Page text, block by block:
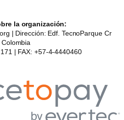
la organización:
| Dirección: Edf. TecnoParque Cr
| FAX: +57-4-4440460